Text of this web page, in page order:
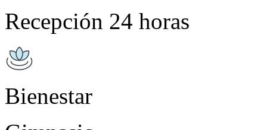
Recepción 24 horas
Bienestar